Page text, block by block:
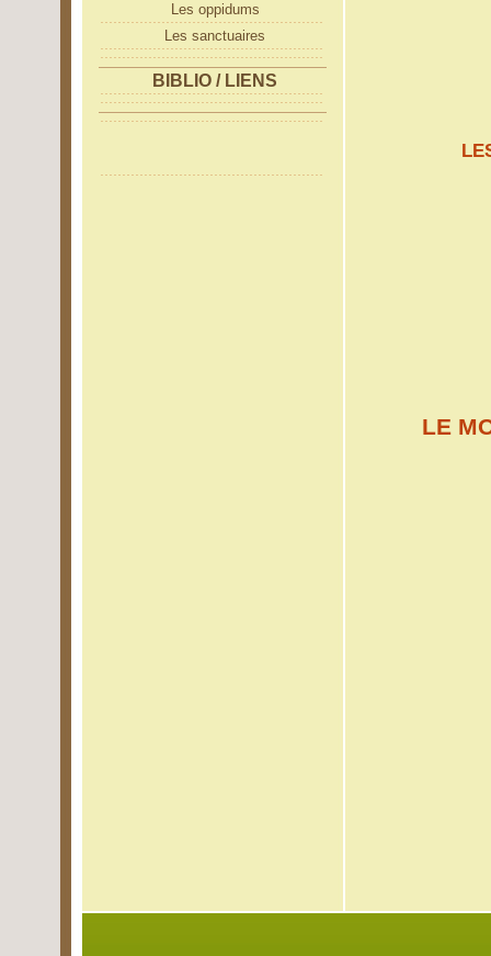
Les oppidums
Les sanctuaires
BIBLIO / LIENS
LE